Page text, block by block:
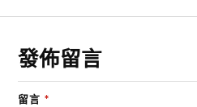
發佈留言
留言 *